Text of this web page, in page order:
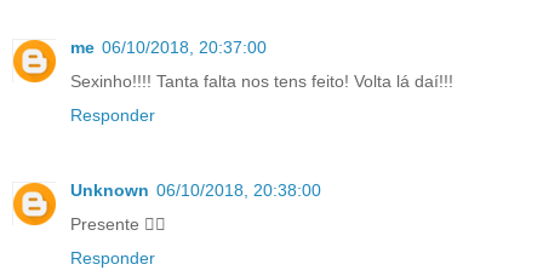
me 06/10/2018, 20:37:00
Sexinho!!!! Tanta falta nos tens feito! Volta lá daí!!!
Responder
Unknown 06/10/2018, 20:38:00
Presente ☝🏻
Responder